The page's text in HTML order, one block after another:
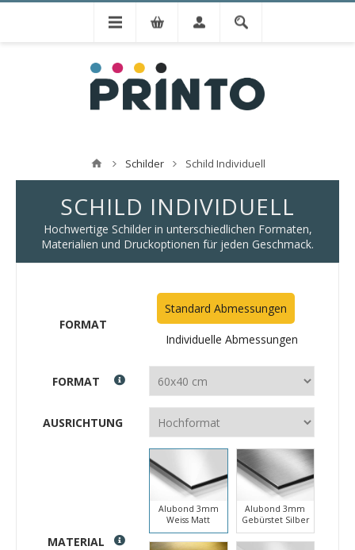
Schilder Schild Individuell
SCHILD INDIVIDUELL
Hochwertige Schilder in unterschiedlichen Formaten,
Materialien und Druckoptionen für jeden Geschmack.
FORMAT
Standard Abmessungen
Individuelle Abmessungen
FORMAT
AUSRICHTUNG
MATERIAL
Alubond 3mm
Weiss Matt
Alubond 3mm
Gebürstet Silber